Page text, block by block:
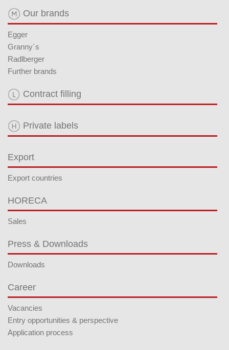
Our brands
Egger
Granny´s
Radlberger
Further brands
Contract filling
Private labels
Export
Export countries
HORECA
Sales
Press & Downloads
Downloads
Career
Vacancies
Entry opportunities & perspective
Application process